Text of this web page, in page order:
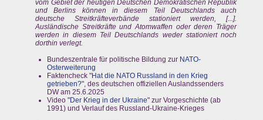
vom Gebiet der heutigen Deutschen Demokratischen Republik
und Berlins können in diesem Teil Deutschlands auch
deutsche Streitkräfteverbände stationiert werden, [...].
Ausländische Streitkräfte und Atomwaffen oder deren Träger
werden in diesem Teil Deutschlands weder stationiert noch
dorthin verlegt.
Bundeszentrale für politische Bildung zur NATO-
Osterweiterung
Faktencheck "Hat die NATO Russland in den Krieg
getrieben?", des deutschen offiziellen Auslandssenders
DW am 25.6.2025
Video "Der Krieg in der Ukraine" zur Vorgeschichte (ab
1991) und Verlauf des Russland-Ukraine-Krieges